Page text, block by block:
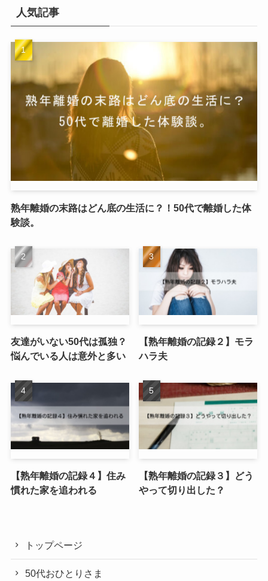
人気記事
熟年離婚の末路はどん底の生活に？！50代で離婚した体
験談。
友達がいない50代は孤独？
悩んでいる人は意外と多い
【熟年離婚の記録２】モラ
ハラ夫
【熟年離婚の記録４】住み
慣れた家を追われる
【熟年離婚の記録３】どう
やって切り出した？
トップページ
50代おひとりさま